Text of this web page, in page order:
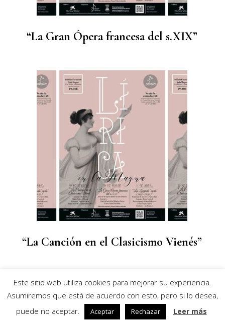
“La Gran Ópera francesa del s.XIX”
“La Canción en el Clasicismo Vienés”
ACTIVIDADES 2018
Este sitio web utiliza cookies para mejorar su experiencia.
Asumiremos que está de acuerdo con esto, pero si lo desea,
puede no aceptar.
Aceptar Rechazar Leer más